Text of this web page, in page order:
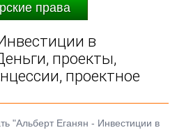
права
в
проекты,
проектное
"Альберт Еганян - Инвестиции в